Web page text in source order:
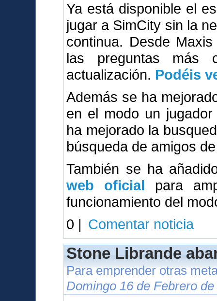
Ya está disponible el
jugar a SimCity sin la
continua. Desde
las preguntas más
actualización. Podéis
Además se ha
en el modo un
ha mejorado la
búsqueda de amigos
También se ha
web oficial para
funcionamiento del
0 | Comentar noticia
Stone Librande
Para emprender otras
Domingo 16 de Febrero